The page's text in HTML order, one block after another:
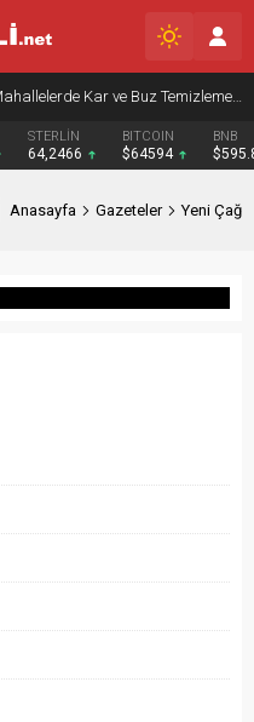
Derik Belediyesi Merkez Mahallelerde Kar ve Buz Temizleme Çalışmalarını Sürdürüyor
STERLİN
64,2466
BITCOIN
$64594
BNB
Anasayfa Gazeteler Yeni Çağ